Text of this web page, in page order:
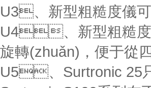
U3、新型粗糙度儀
U4、新型粗糙度
旋轉(zhuǎn)，便于
U5、Surtronic 25